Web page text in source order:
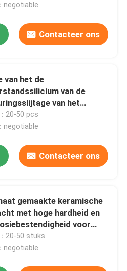
negotiable
Contacteer ons
van het de
van de
van het
Ceramische de
20-50 pcs
negotiable
Contacteer ons
gemaakte keramische
met hoge hardheid en
voor
20-50 stuks
negotiable